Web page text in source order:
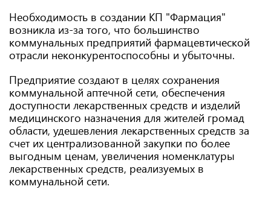
Необходимость в создании КП "Фармация"
возникла из-за того, что большинство
коммунальных предприятий фармацевтической
отрасли неконкурентоспособны и убыточны.
Предприятие создают в целях сохранения
коммунальной аптечной сети, обеспечения
доступности лекарственных средств и изделий
медицинского назначения для жителей громад
области, удешевления лекарственных средств за
счет их централизованной закупки по более
выгодным ценам, увеличения номенклатуры
лекарственных средств, реализуемых в
коммунальной сети.